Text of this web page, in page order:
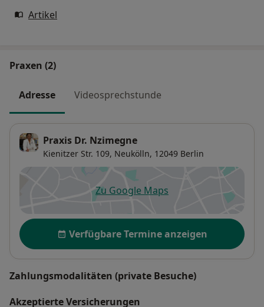
Artikel
Praxen (2)
Adresse Videosprechstunde
Praxis Dr. Nzimegne
Kienitzer Str. 109, Neukölln, 12049 Berlin
Zu Google Mapsöffnet in einer neuen
Verfügbarkeit
Verfügbare Termine anzeigen
Zahlungsmodalitäten (private Besuche)
Akzeptierte Versicherungen